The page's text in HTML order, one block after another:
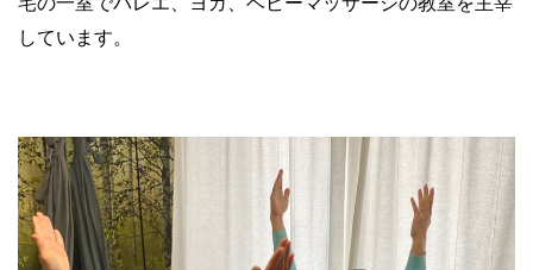
しています。